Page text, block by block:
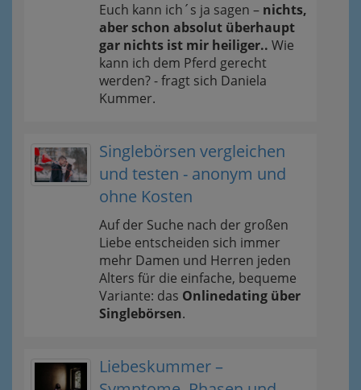
Euch kann ich´s ja sagen – nichts,
aber schon absolut überhaupt
gar nichts ist mir heiliger.. Wie
kann ich dem Pferd gerecht
werden? - fragt sich Daniela
Kummer.
Singlebörsen vergleichen
und testen - anonym und
ohne Kosten
Auf der Suche nach der großen
Liebe entscheiden sich immer
mehr Damen und Herren jeden
Alters für die einfache, bequeme
Variante: das Onlinedating über
Singlebörsen.
Liebeskummer –